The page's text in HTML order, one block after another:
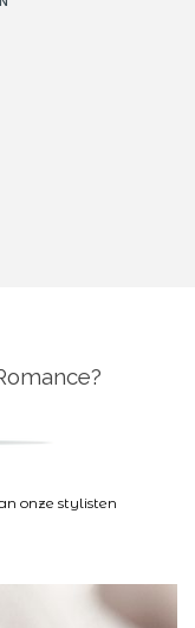
onze stylisten